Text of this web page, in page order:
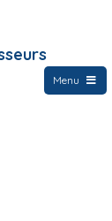
Menu